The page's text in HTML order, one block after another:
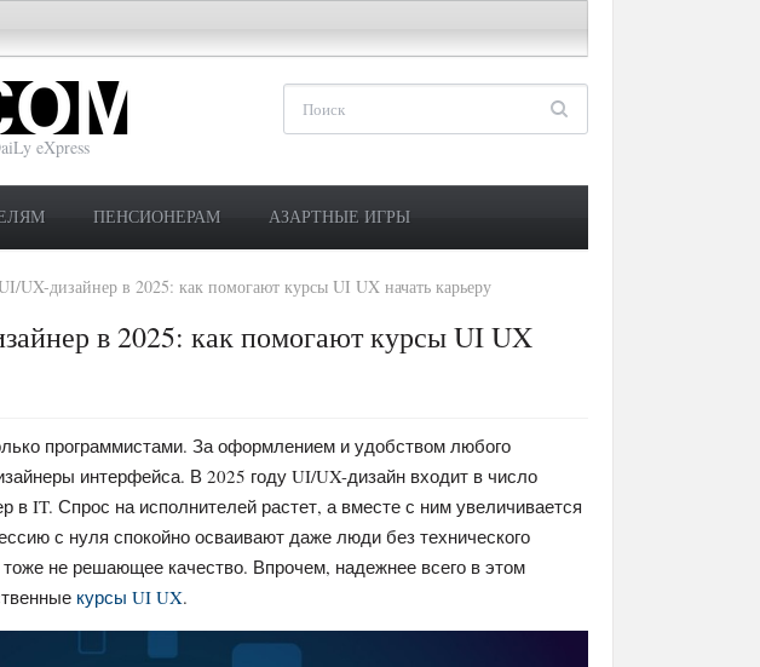
eXpress
ПЕНСИОНЕРАМ АЗАРТНЫЕ ИГРЫ
UX-дизайнер в 2025: как помогают курсы UI UX начать карьеру
в 2025: как помогают курсы UI UX
программистами. За оформлением и удобством любого
интерфейса. В 2025 году UI/UX-дизайн входит в число
в IT. Спрос на исполнителей растет, а вместе с ним увеличивается
с нуля спокойно осваивают даже люди без технического
тоже не решающее качество. Впрочем, надежнее всего в этом
курсы UI UX.